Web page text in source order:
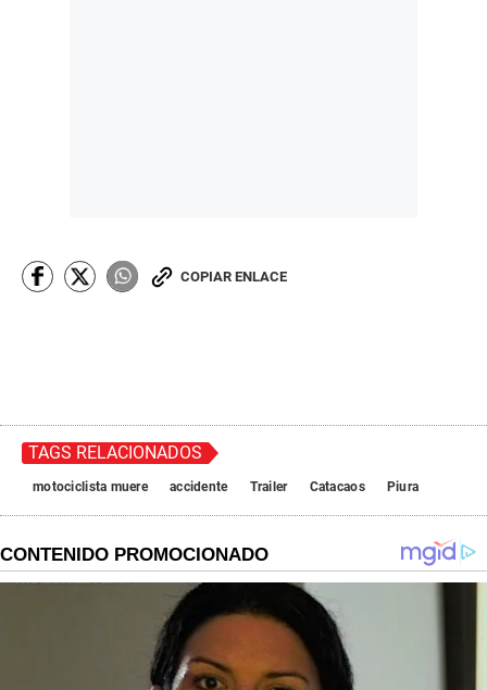
COPIAR ENLACE
TAGS RELACIONADOS
motociclista muere accidente Trailer Catacaos Piura